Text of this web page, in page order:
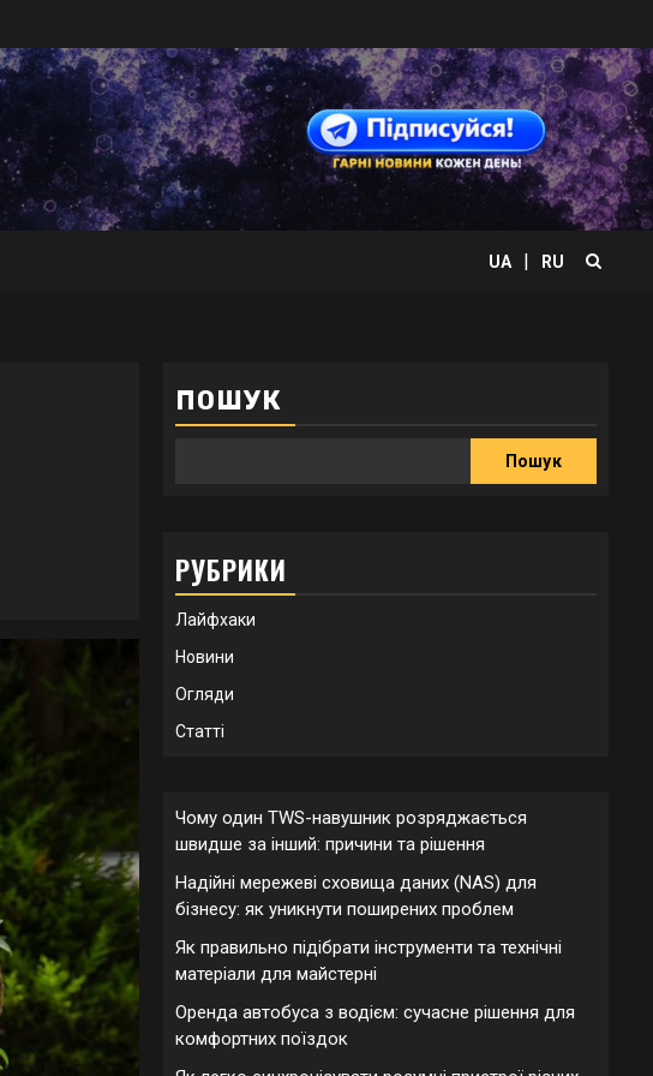
UA | RU
ПОШУК
Пошук
РУБРИКИ
Лайфхаки
Новини
Огляди
Статті
Чому один TWS-навушник розряджається
швидше за інший: причини та рішення
Надійні мережеві сховища даних (NAS) для
бізнесу: як уникнути поширених проблем
Як правильно підібрати інструменти та технічні
матеріали для майстерні
Оренда автобуса з водієм: сучасне рішення для
комфортних поїздок